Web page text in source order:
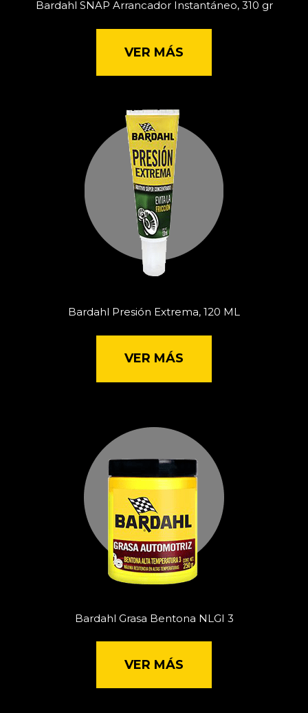
Bardahl SNAP Arrancador Instantáneo, 310 gr
VER MÁS
Bardahl Presión Extrema, 120 ML
VER MÁS
Bardahl Grasa Bentona NLGI 3
VER MÁS